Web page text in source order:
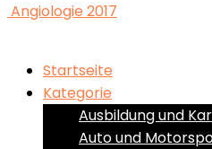
Angiologie 2017
Startseite
Kategorie
Ausbildung und
Auto und